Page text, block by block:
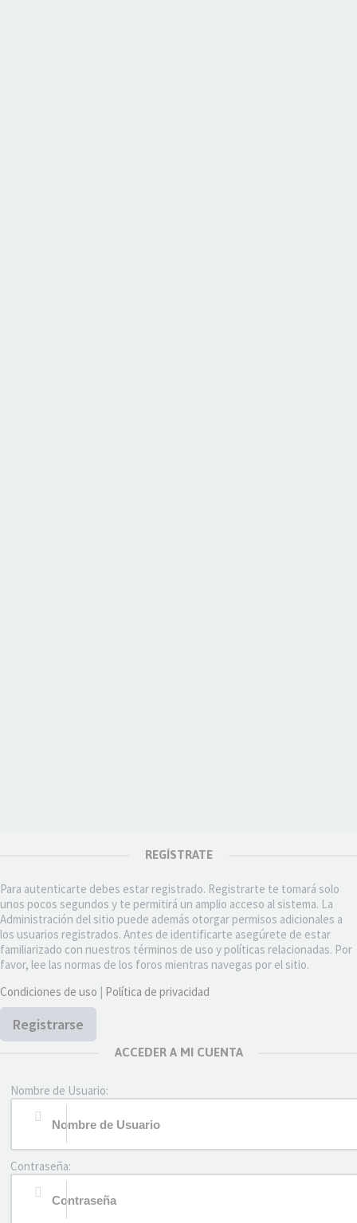
REGÍSTRATE
Para autenticarte debes estar registrado. Registrarte te tomará solo
unos pocos segundos y te permitirá un amplio acceso al sistema. La
Administración del sitio puede además otorgar permisos adicionales a
los usuarios registrados. Antes de identificarte asegúrete de estar
familiarizado con nuestros términos de uso y políticas relacionadas. Por
favor, lee las normas de los foros mientras navegas por el sitio.
Condiciones de uso | Política de privacidad
Registrarse
ACCEDER A MI CUENTA
Nombre de Usuario:
Contraseña: